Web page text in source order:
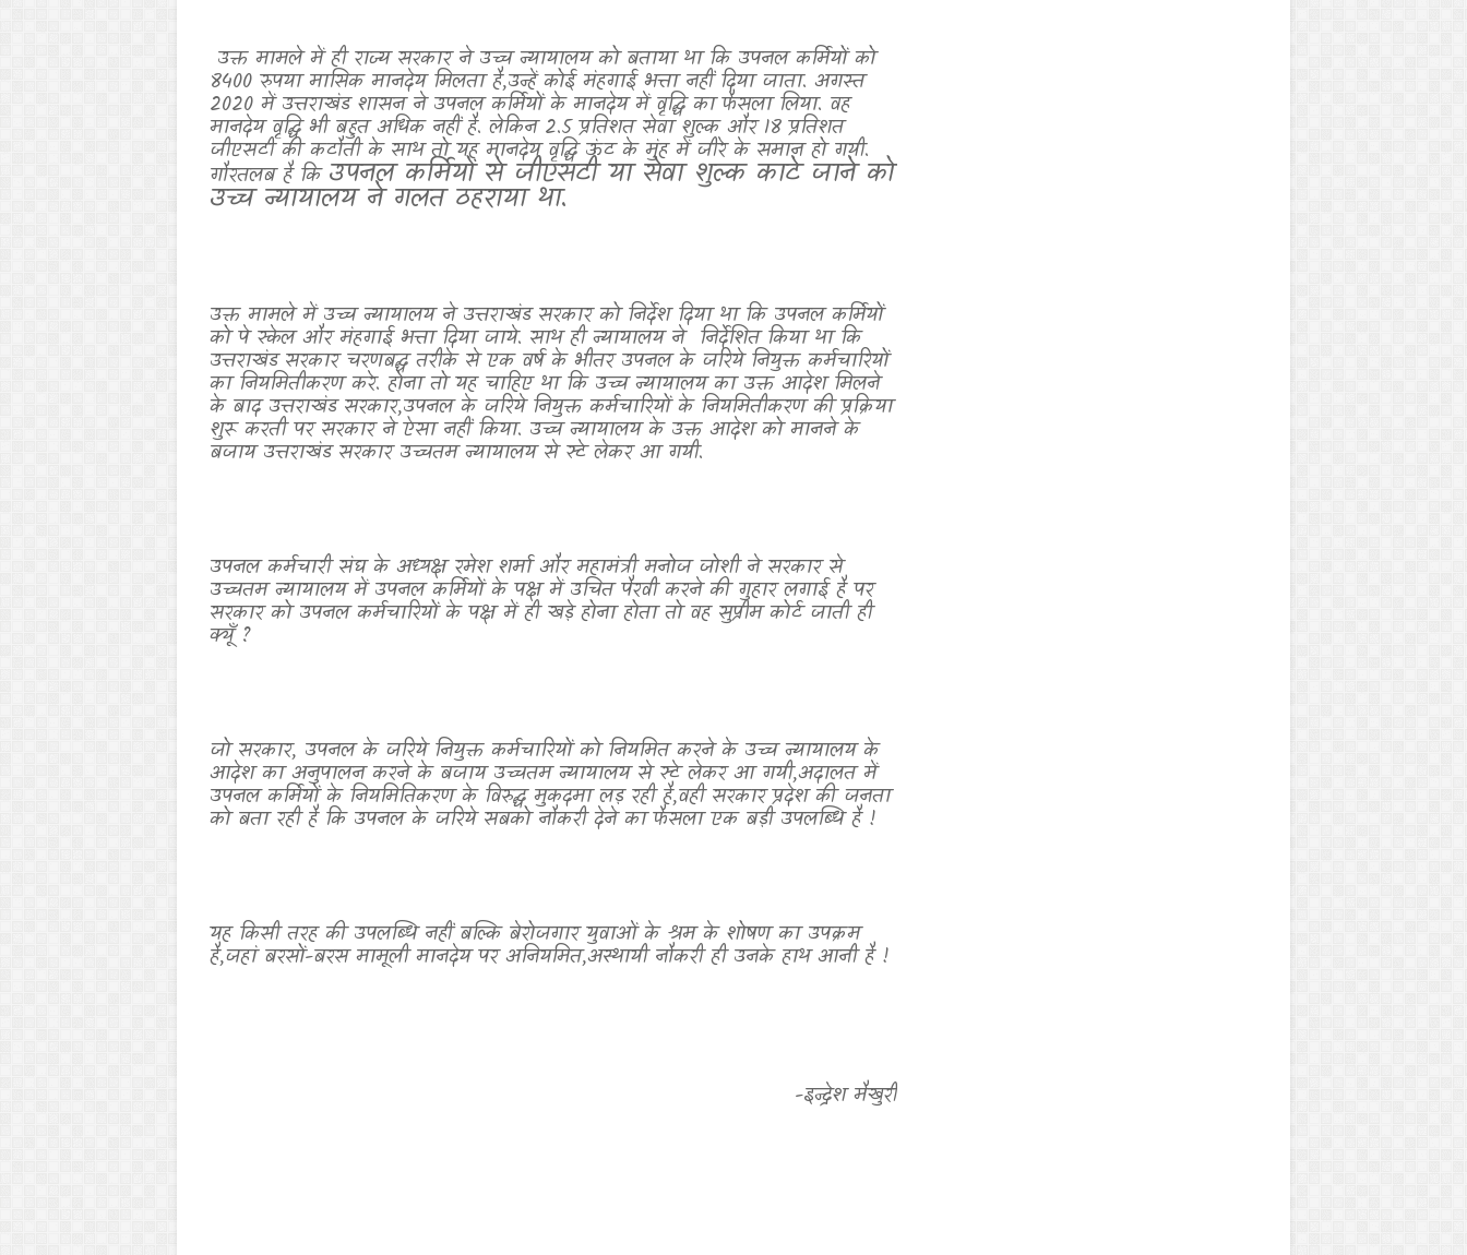
उक्त मामले में ही राज्य सरकार ने उच्च न्यायालय को बताया था कि उपनल कर्मियों को
8400 रुपया मासिक मानदेय मिलता है,उन्हें कोई मंहगाई भत्ता नहीं दिया जाता. अगस्त
2020 में उत्तराखंड शासन ने उपनल कर्मियों के मानदेय में वृद्धि का फैसला लिया. वह
मानदेय वृद्धि भी बहुत अधिक नहीं है. लेकिन 2.5 प्रतिशत सेवा शुल्क और 18 प्रतिशत
जीएसटी की कटौती के साथ तो यह मानदेय वृद्धि ऊंट के मुंह में जीरे के समान हो गयी.
गौरतलब है कि उपनल कर्मियों से जीएसटी या सेवा शुल्क काटे जाने को
उच्च न्यायालय ने गलत ठहराया था.
उक्त मामले में उच्च न्यायालय ने उत्तराखंड सरकार को निर्देश दिया था कि उपनल कर्मियों
को पे स्केल और मंहगाई भत्ता दिया जाये. साथ ही न्यायालय ने निर्देशित किया था कि
उत्तराखंड सरकार चरणबद्ध तरीके से एक वर्ष के भीतर उपनल के जरिये नियुक्त कर्मचारियों
का नियमितीकरण करे. होना तो यह चाहिए था कि उच्च न्यायालय का उक्त आदेश मिलने
के बाद उत्तराखंड सरकार,उपनल के जरिये नियुक्त कर्मचारियों के नियमितीकरण की प्रक्रिया
शुरू करती पर सरकार ने ऐसा नहीं किया. उच्च न्यायालय के उक्त आदेश को मानने के
बजाय उत्तराखंड सरकार उच्चतम न्यायालय से स्टे लेकर आ गयी.
उपनल कर्मचारी संघ के अध्यक्ष रमेश शर्मा और महामंत्री मनोज जोशी ने सरकार से
उच्चतम न्यायालय में उपनल कर्मियों के पक्ष में उचित पैरवी करने की गुहार लगाई है पर
सरकार को उपनल कर्मचारियों के पक्ष में ही खड़े होना होता तो वह सुप्रीम कोर्ट जाती ही
क्यूँ?
जो सरकार, उपनल के जरिये नियुक्त कर्मचारियों को नियमित करने के उच्च न्यायालय के
आदेश का अनुपालन करने के बजाय उच्चतम न्यायालय से स्टे लेकर आ गयी,अदालत में
उपनल कर्मियों के नियमितिकरण के विरुद्ध मुकदमा लड़ रही है,वही सरकार प्रदेश की जनता
को बता रही है कि उपनल के जरिये सबको नौकरी देने का फैसला एक बड़ी उपलब्धि है !
यह किसी तरह की उपलब्धि नहीं बल्कि बेरोजगार युवाओं के श्रम के शोषण का उपक्रम
है,जहां बरसों-बरस मामूली मानदेय पर अनियमित,अस्थायी नौकरी ही उनके हाथ आनी है !
-इन्द्रेश मैखुरी